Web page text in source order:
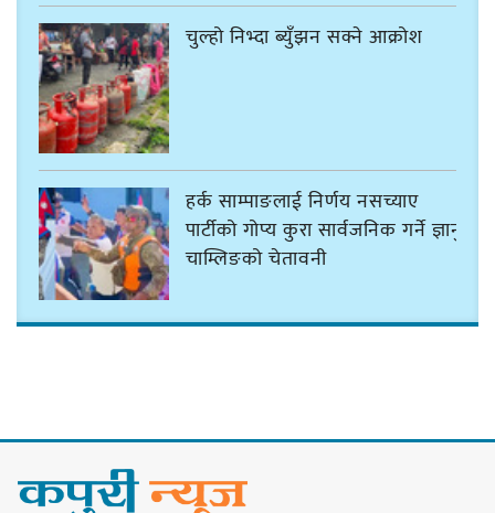
चुल्हो निभ्दा ब्युँझन सक्ने आक्रोश
हर्क साम्पाङलाई निर्णय नसच्याए
पार्टीको गोप्य कुरा सार्वजनिक गर्ने ज्ञानु
चाम्लिङको चेतावनी